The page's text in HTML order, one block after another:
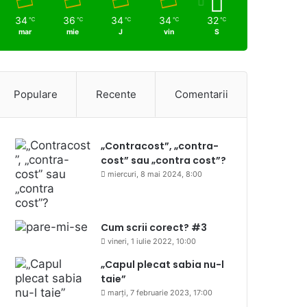
34 ℃
mar
36 ℃
mie
34 ℃
J
34 ℃
vin
32 ℃
S
Populare Recente Comentarii
„Contracost”, „contra-
cost” sau „contra cost”?
miercuri, 8 mai 2024, 8:00
Cum scrii corect? #3
vineri, 1 iulie 2022, 10:00
„Capul plecat sabia nu-l
taie”
marți, 7 februarie 2023, 17:00